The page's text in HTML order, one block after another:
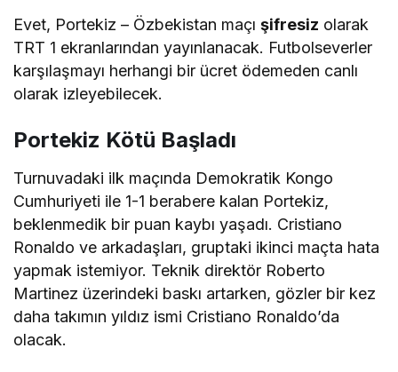
Evet, Portekiz – Özbekistan maçışifresiz olarak
TRT 1 ekranlarından yayınlanacak. Futbolseverler
karşılaşmayı herhangi bir ücret ödemeden canlı
olarak izleyebilecek.
Portekiz Kötü Başladı
Turnuvadaki ilk maçında Demokratik Kongo
Cumhuriyeti ile 1-1 berabere kalan Portekiz,
beklenmedik bir puan kaybı yaşadı. Cristiano
Ronaldo ve arkadaşları, gruptaki ikinci maçta hata
yapmak istemiyor. Teknik direktör Roberto
Martinez üzerindeki baskı artarken, gözler bir kez
daha takımın yıldız ismi Cristiano Ronaldo’da
olacak.